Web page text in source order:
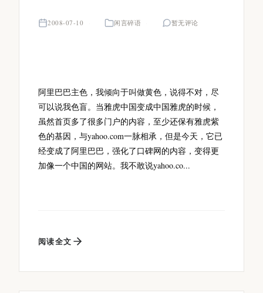
2008-07-10 闲言碎语 暂无评论
阿里巴巴主色，我倾向于叫做黄色，说得不对，尽
可以说我色盲。当雅虎中国变成中国雅虎的时候，
虽然首页多了很多门户的内容，至少还保有雅虎紫
色的基因，与yahoo.com一脉相承，但是今天，它已
经变成了阿里巴巴，强化了口碑网的内容，变得更
加像一个中国的网站。我不敢说yahoo.co...
阅读全文